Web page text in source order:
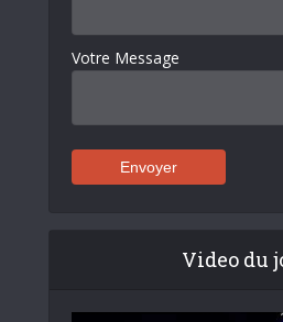
Votre Message
Video du